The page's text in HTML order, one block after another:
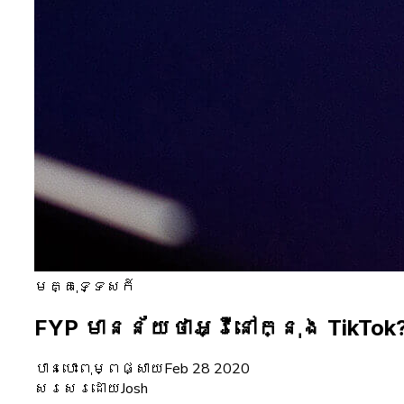
មគ្គុទ្ទេសក៍
FYP មានន័យថាអ្វីនៅក្នុង
បានបោះពុម្ពផ្សាយFeb 28 2020
សរសេរដោយJosh